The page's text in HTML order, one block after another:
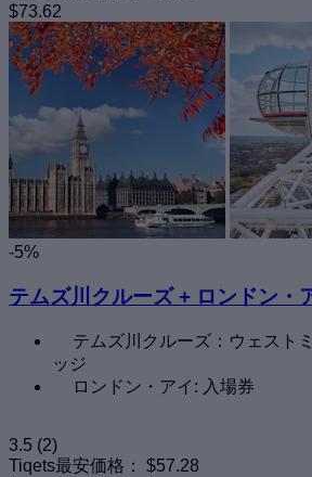
$73.62
-5%
テムズ川クルーズ + ロンドン・
テムズ川クルーズ：ウェスト
ッジ
ロンドン・アイ: 入場券
3.5 (2)
Tiqets最安価格：
$57.28